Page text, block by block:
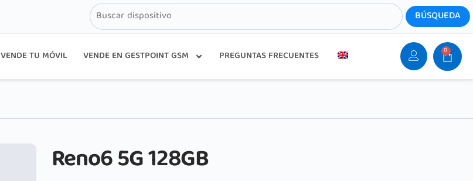
VENDE TU MÓVIL VENDE EN GESTPOINT GSM PREGUNTAS FRECUENTES 0
Reno6 5G 128GB